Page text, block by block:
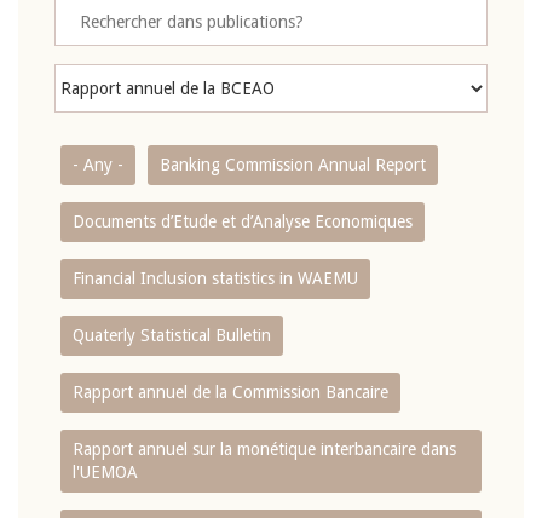
- Any - Banking Commission Annual Report
Documents d’Etude et d’Analyse Economiques
Financial Inclusion statistics in WAEMU
Quaterly Statistical Bulletin
Rapport annuel de la Commission Bancaire
Rapport annuel sur la monétique interbancaire dans
l'UEMOA